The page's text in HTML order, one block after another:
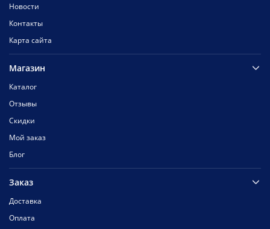
Новости
Контакты
Карта сайта
Магазин
Каталог
Отзывы
Скидки
Мой заказ
Блог
Заказ
Доставка
Оплата